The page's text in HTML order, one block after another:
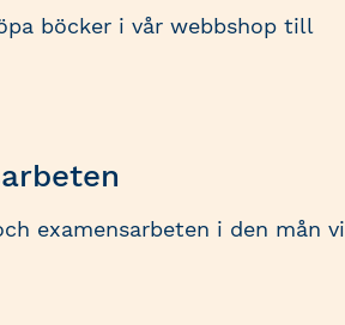
böcker i vår webbshop till
examensarbeten i den mån vi